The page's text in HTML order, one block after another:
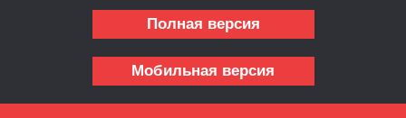
Полная версия
Мобильная версия